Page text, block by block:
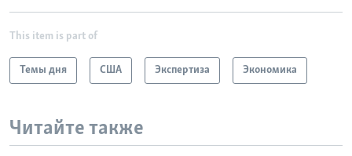
This item is part of
Темы дня США Экспертиза Экономика
Читайте также